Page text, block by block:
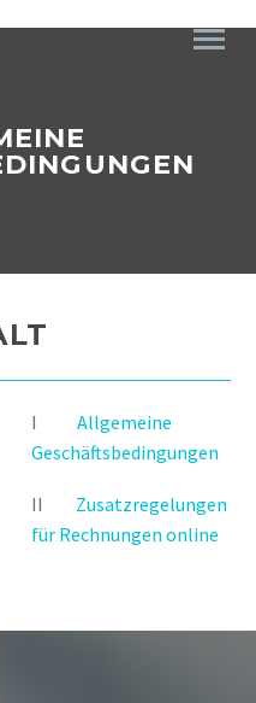
I Allgemeine
Geschäftsbedingungen
II Zusatzregelungen
für Rechnungen online